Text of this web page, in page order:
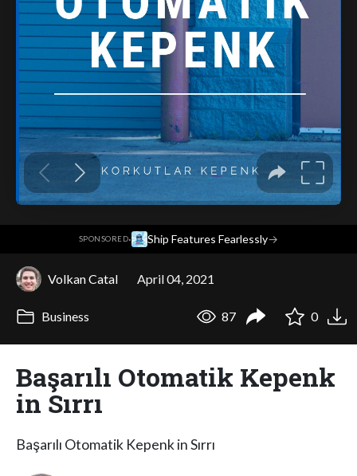
SPONSORED· Ship Features Fearlessly→
Volkan Catal April 04, 2021
Business 87 0
Başarılı Otomatik Kepenk
in Sırrı
Başarılı Otomatik Kepenk in Sırrı